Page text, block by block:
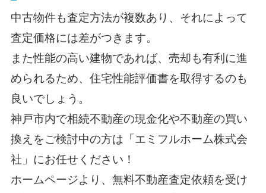
中古物件も査定方法が複数あり、それによって
査定価格には差がつきます。
また性能の高い建物であれば、売却も有利に進
められるため、住宅性能評価書を取得するのも
良いでしょう。
神戸市内で相続不動産の現金化や不動産の買い
換えをご検討中の方は「エミフルホーム株式会
社」にお任せください！
ホームページより、無料不動産査定依頼を受け